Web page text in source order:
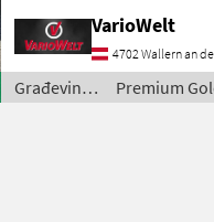
utovarivači
VarioWelt
Građevinski
strojevi /
Premium